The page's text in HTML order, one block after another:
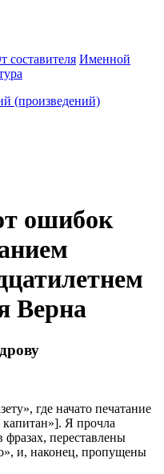
составителя Именной
(произведений)
ошибок
Верна
где начато печатание
Я прочла
переставлены
и, наконец, пропущены